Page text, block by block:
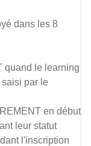
dans les 8
quand le learning
par le
en début
leur statut
l'inscription